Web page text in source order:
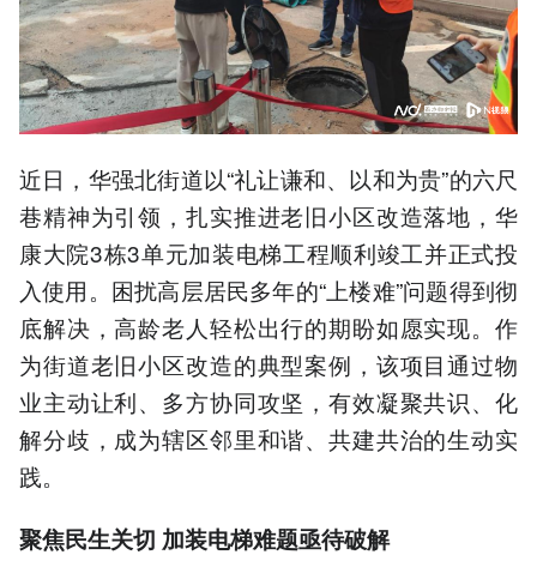
近日，华强北街道以“礼让谦和、以和为贵”的六尺
巷精神为引领，扎实推进老旧小区改造落地，华
康大院3栋3单元加装电梯工程顺利竣工并正式投
入使用。困扰高层居民多年的“上楼难”问题得到彻
底解决，高龄老人轻松出行的期盼如愿实现。作
为街道老旧小区改造的典型案例，该项目通过物
业主动让利、多方协同攻坚，有效凝聚共识、化
解分歧，成为辖区邻里和谐、共建共治的生动实
践。
聚焦民生关切 加装电梯难题亟待破解